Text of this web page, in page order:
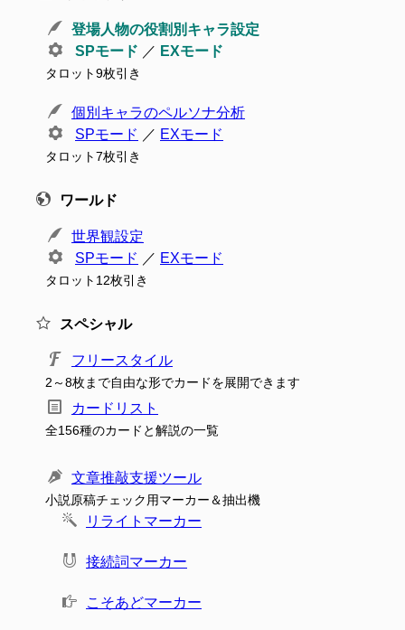
登場人物の役割別キャラ設定
SPモード ／ EXモード
タロット9枚引き
個別キャラのペルソナ分析
SPモード ／ EXモード
タロット7枚引き
ワールド
世界観設定
SPモード ／ EXモード
タロット12枚引き
スペシャル
フリースタイル
2～8枚まで自由な形でカードを展開できます
カードリスト
全156種のカードと解説の一覧
文章推敲支援ツール
小説原稿チェック用マーカー＆抽出機
リライトマーカー
接続詞マーカー
こそあどマーカー